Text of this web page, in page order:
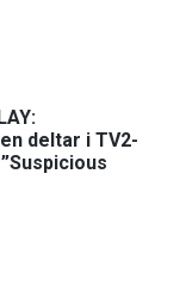
deltar i TV2-